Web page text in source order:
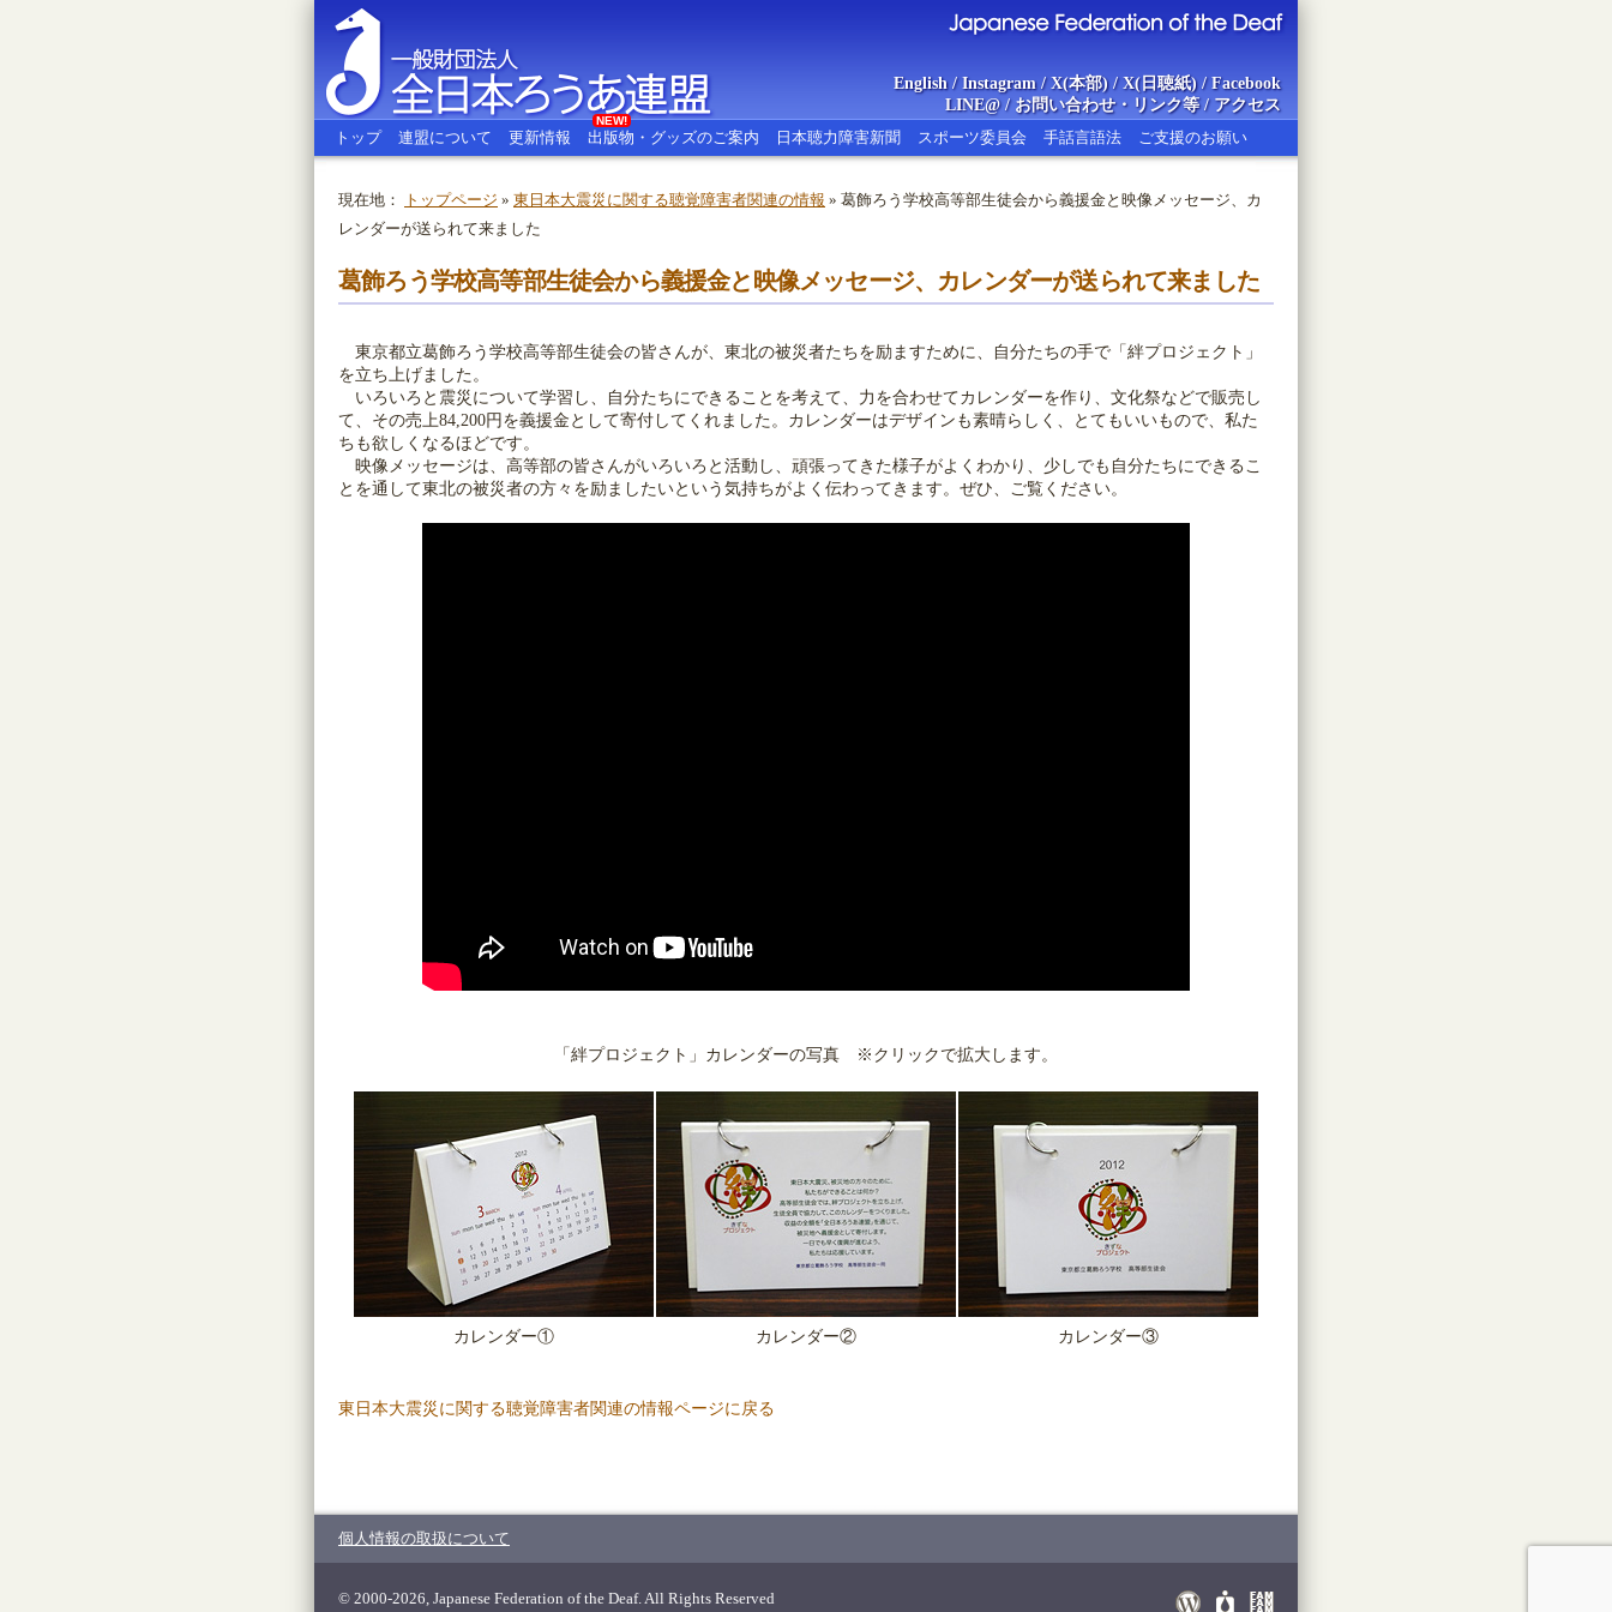
全日本ろうあ連盟
English/ Instagram/ X(本部)/ X(日聴紙)/ Facebook
LINE@/ お問い合わせ・リンク等/ アクセス
トップ
連盟について 更新情報 出版物・グッズのご案内
NEW!
日本聴力障害新聞 スポーツ委員会 手話言語法 ご支援のお願い
現在地： トップページ » 東日本大震災に関する聴覚障害者関連の情報 » 葛飾ろう学校高等部生徒会から義援金と映像メッセージ、カ
レンダーが送られて来ました
葛飾ろう学校高等部生徒会から義援金と映像メッセージ、カレンダーが送られて来ました
東京都立葛飾ろう学校高等部生徒会の皆さんが、東北の被災者たちを励ますために、自分たちの手で「絆プロジェクト」
を立ち上げました。
いろいろと震災について学習し、自分たちにできることを考えて、力を合わせてカレンダーを作り、文化祭などで販売し
て、その売上84,200円を義援金として寄付してくれました。カレンダーはデザインも素晴らしく、とてもいいもので、私た
ちも欲しくなるほどです。
映像メッセージは、高等部の皆さんがいろいろと活動し、頑張ってきた様子がよくわかり、少しでも自分たちにできるこ
とを通して東北の被災者の方々を励ましたいという気持ちがよく伝わってきます。ぜひ、ご覧ください。
「絆プロジェクト」カレンダーの写真 ※クリックで拡大します。
カレンダー① カレンダー② カレンダー③
東日本大震災に関する聴覚障害者関連の情報ページに戻る
個人情報の取扱について
© 2000-2026, Japanese Federation of the Deaf. All Rights Reserved